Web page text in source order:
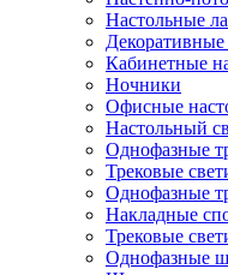
Настольные
Кабинетные
Ночники
Офисные
Настольный
Однофазные
Трековые
Однофазные
Накладные
Трековые
Однофазные